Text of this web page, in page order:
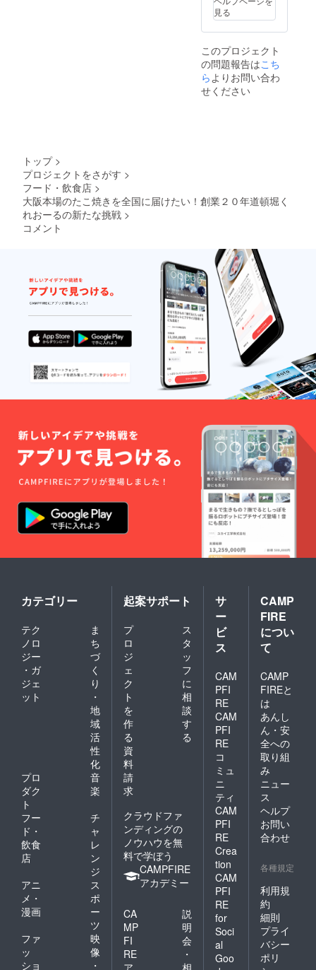
見る
このプロジェクト
の問題報告はこち
ら よりお問い合わ
せください
トップ >
プロジェクトをさがす >
フード・飲食店 >
大阪本場のたこ焼きを全国に届けたい！創業２０年道頓堀く
れおーるの新たな挑戦 >
コメント
カテゴリー
テク
ノロ
ジー
・ガ
ジェ
ット
ま
ち
づ
く
り
・
地
域
活
性
化
プロ
ダク
ト
音
楽
フー
ド・
飲食
店
チ
ャ
レ
ン
ジ
アニ
メ・
漫画
ス
ポ
ー
ツ
ファ
ッ
ショ
映
像
・
起案サポート
プ
ロ
ジ
ェ
ク
ト
を
作
る
ス
タ
ッ
フ
に
相
談
す
る
資
料
請
求
クラウドファ
ンディングの
ノウハウを無
料で学ぼう
CAMPFIRE
アカデミー
CA
MP
FI
RE
ア
説
明
会
・
相
サ
ー
ビ
ス
CAM
PFI
RE
CAM
PFI
RE
コ
ミュ
ニ
ティ
CAM
PFI
RE
Crea
tion
CAM
PFI
RE
for
Soci
al
Goo
CAMP
FIRE
につい
て
CAMP
FIREと
は
あんし
ん・安
全への
取り組
み
ニュー
ス
ヘルプ
お問い
合わせ
各種規定
利用規
約
細則
プライ
バシー
ポリ